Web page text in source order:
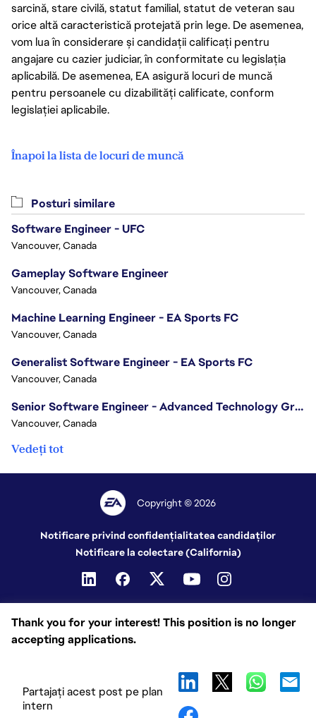
sarcină, stare civilă, statut familial, statut de veteran sau
orice altă caracteristică protejată prin lege. De asemenea,
vom lua în considerare și candidații calificați pentru
angajare cu cazier judiciar, în conformitate cu legislația
aplicabilă. De asemenea, EA asigură locuri de muncă
pentru persoanele cu dizabilități calificate, conform
legislației aplicabile.
Înapoi la lista de locuri de muncă
Thank you for your interest! This position is no longer
accepting applications.
Partajați acest post pe plan
intern
Posturi similare
Software Engineer - UFC
Vancouver, Canada
Gameplay Software Engineer
Vancouver, Canada
Machine Learning Engineer - EA Sports FC
Vancouver, Canada
Generalist Software Engineer - EA Sports FC
Vancouver, Canada
Senior Software Engineer - Advanced Technology Group
Vancouver, Canada
Vedeți tot
Copyright © 2026
Notificare privind confidențialitatea candidaților
Notificare la colectare (California)